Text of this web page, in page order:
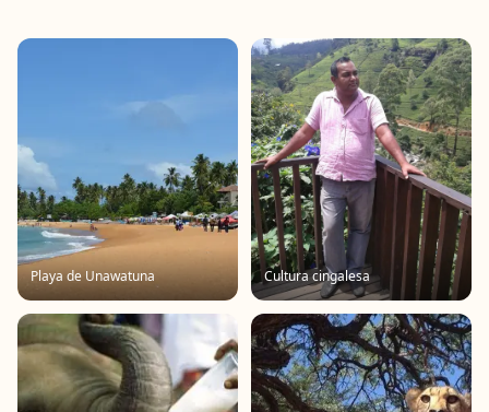
Playa de Unawatuna Cultura cingalesa